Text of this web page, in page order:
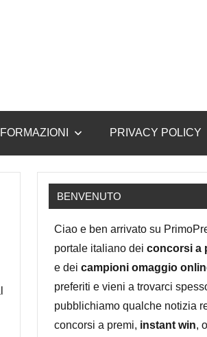
PRIVACY POLICY
BENVENUTO
Ciao e ben arrivato su
portale italiano dei concorsi a
e dei campioni omaggio
preferiti e vieni a trovarci
pubblichiamo qualche notizia
concorsi a premi, instant win,